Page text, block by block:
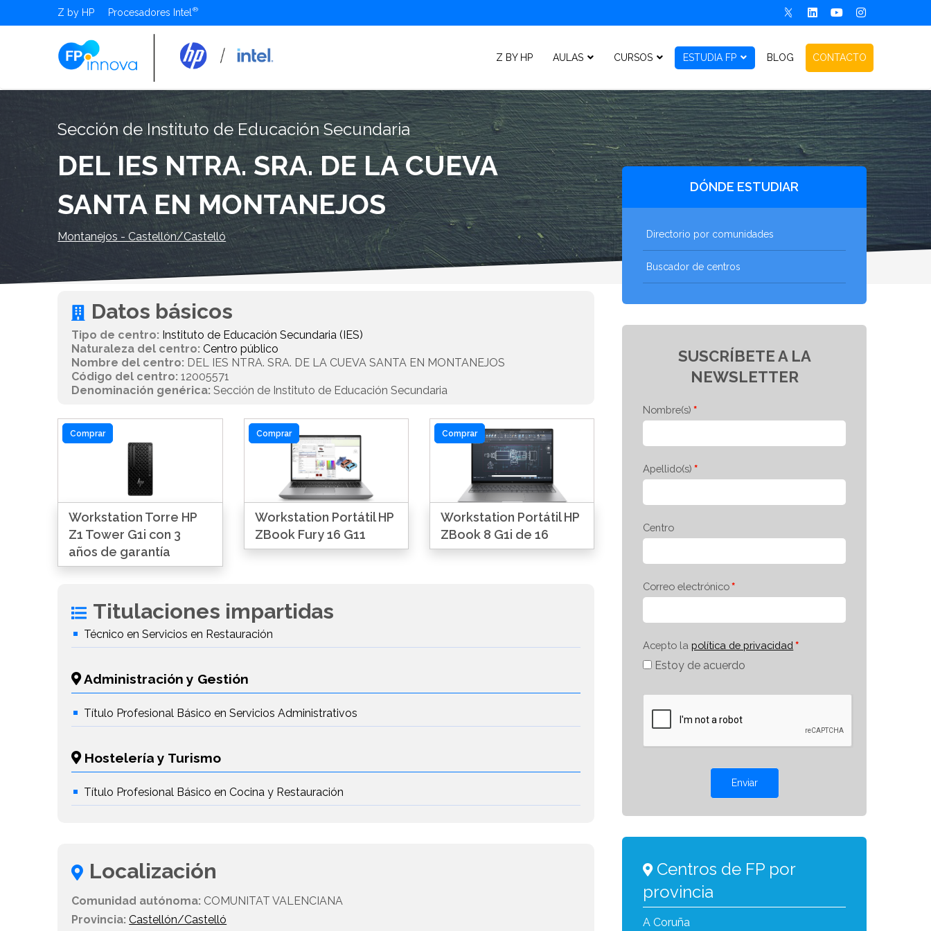
Z by HP Procesadores Intel
Z BY HP AULAS CURSOS ESTUDIA FP BLOG CONTACTO
Sección de Instituto de Educación Secundaria
DEL IES NTRA. SRA. DE LA CUEVA
SANTA EN MONTANEJOS
Montanejos - Castellón/Castelló
Datos básicos
Tipo de centro: Instituto de Educación Secundaria (IES)
Naturaleza del centro: Centro público
Nombre del centro: DEL IES NTRA. SRA. DE LA CUEVA SANTA EN MONTANEJOS
Código del centro: 12005571
Denominación genérica: Sección de Instituto de Educación Secundaria
Comprar
Workstation Torre HP
Z1 Tower G1i con 3
años de garantía
Comprar
Workstation Portátil HP
ZBook Fury 16 G11
Comprar
Workstation Portátil HP
ZBook 8 G1i de 16
Titulaciones impartidas
Técnico en Servicios en Restauración
Administración y Gestión
Título Profesional Básico en Servicios Administrativos
Hostelería y Turismo
Título Profesional Básico en Cocina y Restauración
Localización
Comunidad autónoma: COMUNITAT VALENCIANA
Provincia: Castellón/Castelló
DÓNDE ESTUDIAR
Directorio por comunidades
Buscador de centros
SUSCRÍBETE A LA
NEWSLETTER
Nombre(s)
Apellido(s)
Centro
Correo electrónico
Acepto la política de privacidad
Estoy de acuerdo
Enviar
Centros de FP por
provincia
A Coruña